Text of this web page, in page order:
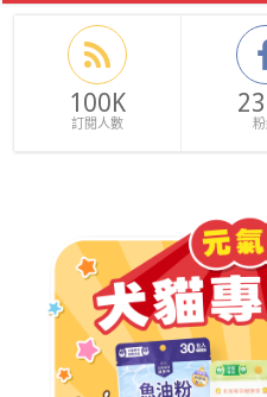
100K
訂閱人數